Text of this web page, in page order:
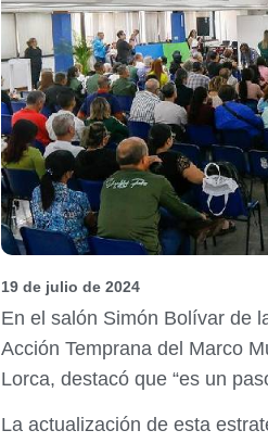
19 de julio de 2024
En el salón Simón Bolívar de
Acción Temprana del Marco
Lorca, destacó que “es un
La actualización de esta